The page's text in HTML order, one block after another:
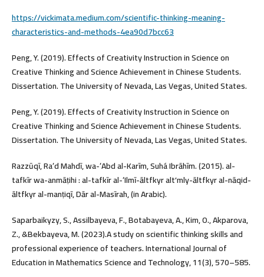
https://vickimata.medium.com/scientific-thinking-meaning-
characteristics-and-methods-4ea90d7bcc63
Peng, Y. (2019). Effects of Creativity Instruction in Science on
Creative Thinking and Science Achievement in Chinese Students.
Dissertation. The University of Nevada, Las Vegas, United States.
Peng, Y. (2019). Effects of Creativity Instruction in Science on
Creative Thinking and Science Achievement in Chinese Students.
Dissertation. The University of Nevada, Las Vegas, United States.
Razzūqī, Raʻd Mahdī, wa-ʻAbd al-Karīm, Suhá Ibrāhīm. (2015). al-
tafkīr wa-anmāṭihi : al-tafkīr al-ʻIlmī-āltfkyr altʼmly-āltfkyr al-nāqid-
āltfkyr al-manṭiqī, Dār al-Masīrah, (in Arabic).
Saparbaikyzy, S., Assilbayeva, F., Botabayeva, A., Kim, O., Akparova,
Z., &Bekbayeva, M. (2023).A study on scientific thinking skills and
professional experience of teachers. International Journal of
Education in Mathematics Science and Technology, 11(3), 570–585.